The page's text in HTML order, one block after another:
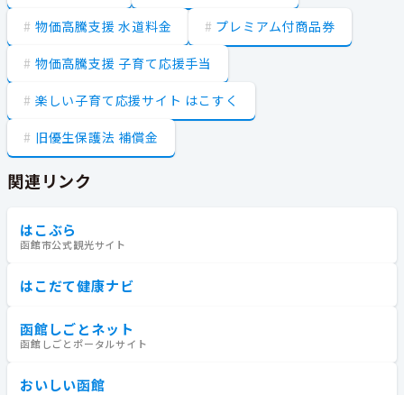
物価高騰支援 水道料金 プレミアム付商品券
物価高騰支援 子育て応援手当
楽しい子育て応援サイト はこすく
旧優生保護法 補償金
関連リンク
はこぶら
函館市公式観光サイト
はこだて健康ナビ
函館しごとネット
函館しごとポータルサイト
おいしい函館